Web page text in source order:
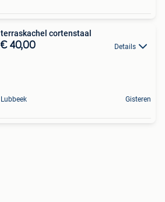
terraskachel cortenstaal
€ 40,00 Details
Lubbeek Gisteren